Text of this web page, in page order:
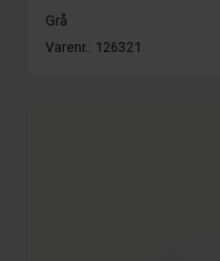
Grå
Varenr.: 126321